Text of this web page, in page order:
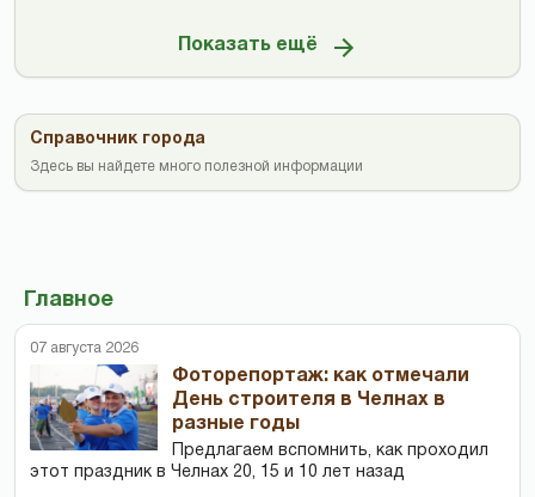
Показать ещё
Справочник города
Здесь вы найдете много полезной информации
Главное
07 августа 2026
Фоторепортаж: как отмечали
День строителя в Челнах в
разные годы
Предлагаем вспомнить, как проходил
этот праздник в Челнах 20, 15 и 10 лет назад